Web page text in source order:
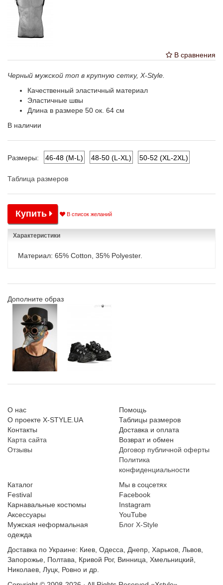
В сравнения
Черный мужской топ в крупную сетку, X-Style.
Качественный эластичный материал
Эластичные швы
Длина в размере 50 ок. 64 см
В наличии
Размеры: 46-48 (M-L) 48-50 (L-XL) 50-52 (XL-2XL)
Таблица размеров
Купить В список желаний
Характеристики
Материал: 65% Cotton, 35% Polyester.
Дополните образ
О нас
О проекте X-STYLE.UA
Контакты
Карта сайта
Отзывы
Помощь
Таблицы размеров
Доставка и оплата
Возврат и обмен
Договор публичной оферты
Политика
конфиденциальности
Каталог
Festival
Карнавальные костюмы
Аксессуары
Мужская неформальная
одежда
Мы в соцсетях
Facebook
Instagram
YouTube
Блог X-Style
Доставка по Украине: Киев, Одесса, Днепр, Харьков, Львов,
Запорожье, Полтава, Кривой Рог, Винница, Хмельницкий,
Николаев, Луцк, Ровно и др.